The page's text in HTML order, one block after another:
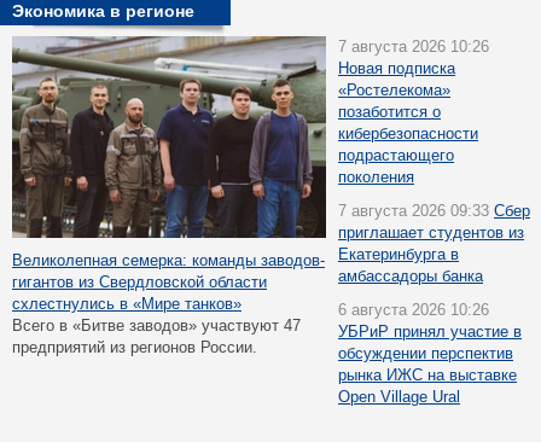
Экономика в регионе
Великолепная семерка: команды заводов-
гигантов из Свердловской области
схлестнулись в «Мире танков»
Всего в «Битве заводов» участвуют 47
предприятий из регионов России.
7 августа 2026 10:26
Новая подписка
«Ростелекома»
позаботится о
кибербезопасности
подрастающего
поколения
7 августа 2026 09:33 Сбер
приглашает студентов из
Екатеринбурга в
амбассадоры банка
6 августа 2026 10:26
УБРиР принял участие в
обсуждении перспектив
рынка ИЖС на выставке
Open Village Ural